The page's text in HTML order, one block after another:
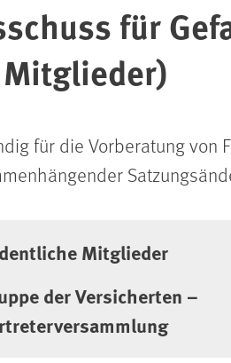
für
für die Vorberatung von
Mitglieder
der Versicherten –